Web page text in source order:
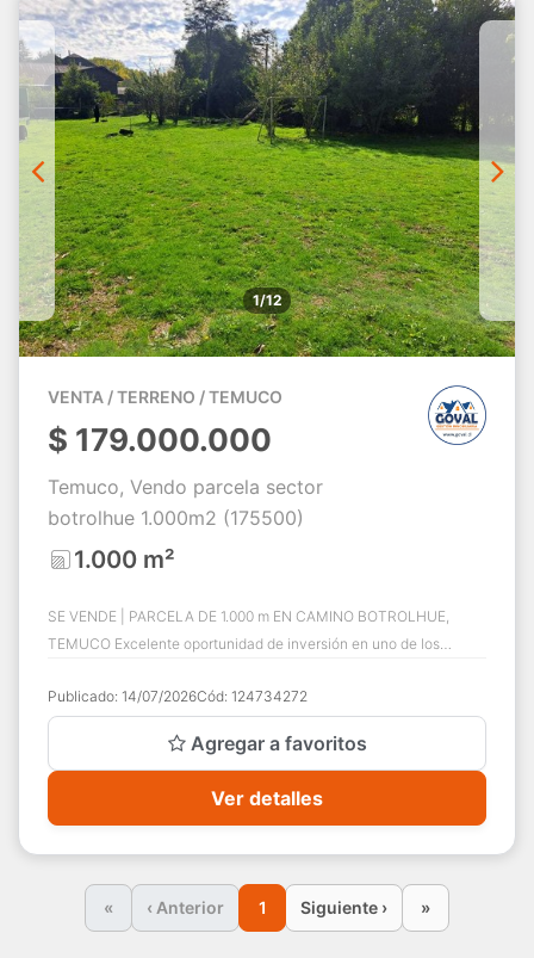
1/12
VENTA / TERRENO / TEMUCO
$ 179.000.000
Temuco, Vendo parcela sector
botrolhue 1.000m2 (175500)
1.000 m²
SE VENDE | PARCELA DE 1.000 m EN CAMINO BOTROLHUE,
TEMUCO Excelente oportunidad de inversión en uno de los
Publicado: 14/07/2026Cód: 124734272
Agregar a favoritos
Ver detalles
« ‹ Anterior 1 Siguiente › »